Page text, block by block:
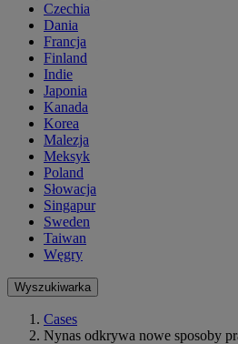
Czechia
Dania
Francja
Finland
Indie
Japonia
Kanada
Korea
Malezja
Meksyk
Poland
Słowacja
Singapur
Sweden
Taiwan
Węgry
Wyszukiwarka
Cases
Nynas odkrywa nowe sposoby